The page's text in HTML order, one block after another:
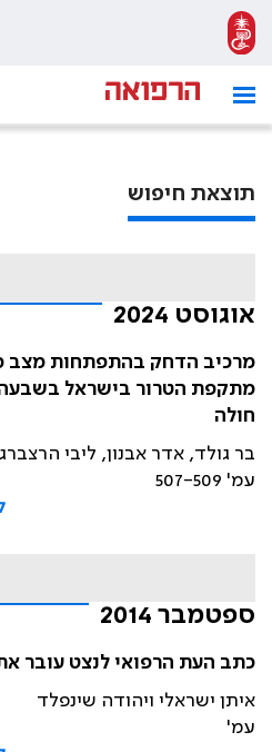
תוצאת חיפוש
אוגוסט 2024
מרכיב הדחק בהתפתחות מצב
חולה
בר גולד, אדר אבנון, ליבי
עמ' 507-509
ספטמבר 2014
כתב העת הרפואי לנצט עובר
איתן ישראלי ויהודה שינפלד
עמ'